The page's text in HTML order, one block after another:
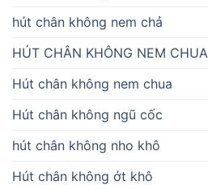
hút chân không nem chả
HÚT CHÂN KHÔNG NEM CHUA
Hút chân không nem chua
Hút chân không ngũ cốc
hút chân không nho khô
Hút chân không ớt khô